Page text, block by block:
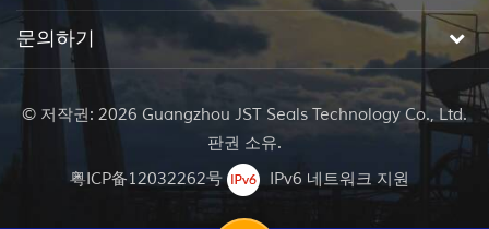
문의하기
© 저작권: 2026 Guangzhou JST Seals Technology Co., Ltd.
판권 소유.
粤ICP备12032262号
IPv6 네트워크 지원